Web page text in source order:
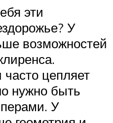
эти
У
возможностей
часто цепляет
нужно быть
У